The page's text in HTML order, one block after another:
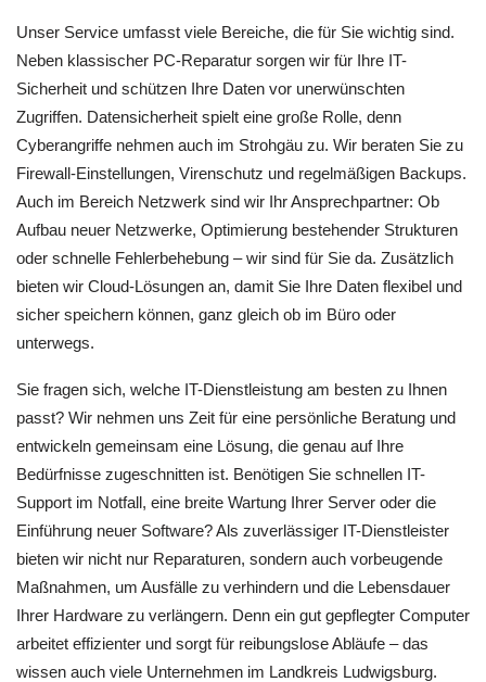
Unser Service umfasst viele Bereiche, die für Sie wichtig sind.
Neben klassischer PC-Reparatur sorgen wir für Ihre IT-
Sicherheit und schützen Ihre Daten vor unerwünschten
Zugriffen. Datensicherheit spielt eine große Rolle, denn
Cyberangriffe nehmen auch im Strohgäu zu. Wir beraten Sie zu
Firewall-Einstellungen, Virenschutz und regelmäßigen Backups.
Auch im Bereich Netzwerk sind wir Ihr Ansprechpartner: Ob
Aufbau neuer Netzwerke, Optimierung bestehender Strukturen
oder schnelle Fehlerbehebung – wir sind für Sie da. Zusätzlich
bieten wir Cloud-Lösungen an, damit Sie Ihre Daten flexibel und
sicher speichern können, ganz gleich ob im Büro oder
unterwegs.
Sie fragen sich, welche IT-Dienstleistung am besten zu Ihnen
passt? Wir nehmen uns Zeit für eine persönliche Beratung und
entwickeln gemeinsam eine Lösung, die genau auf Ihre
Bedürfnisse zugeschnitten ist. Benötigen Sie schnellen IT-
Support im Notfall, eine breite Wartung Ihrer Server oder die
Einführung neuer Software? Als zuverlässiger IT-Dienstleister
bieten wir nicht nur Reparaturen, sondern auch vorbeugende
Maßnahmen, um Ausfälle zu verhindern und die Lebensdauer
Ihrer Hardware zu verlängern. Denn ein gut gepflegter Computer
arbeitet effizienter und sorgt für reibungslose Abläufe – das
wissen auch viele Unternehmen im Landkreis Ludwigsburg.